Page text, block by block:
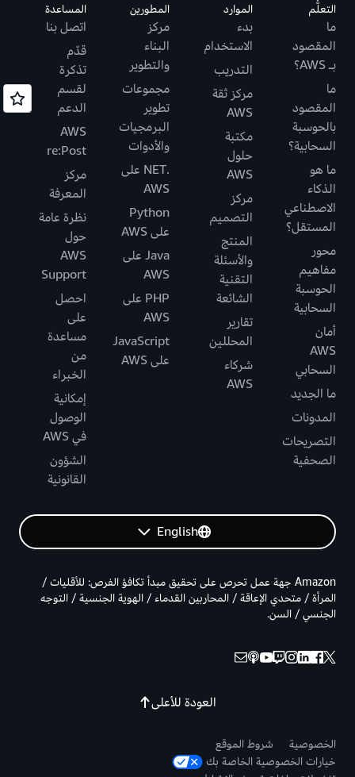
التعلُّم
ما
المقصود
بـ AWS؟
ما
المقصود
بالحوسبة
السحابية؟
ما هو
الذكاء
الاصطناعي
المستقل؟
محور
مفاهيم
الحوسبة
السحابية
أمان
AWS
السحابي
ما الجديد
المدونات
التصريحات
الصحفية
الموارد
بدء
الاستخدام
التدريب
مركز ثقة
AWS
مكتبة
حلول
AWS
مركز
التصميم
المنتج
والأسئلة
التقنية
الشائعة
تقارير
المحللين
شركاء
AWS
المطورين
مركز
البناء
والتطوير
مجموعات
تطوير
البرمجيات
والأدوات
.NET على
AWS
Python
على AWS
Java على
AWS
PHP على
AWS
JavaScript
على AWS
المساعدة
اتصل بنا
قدّم
تذكرة
لقسم
الدعم
AWS
re:Post
مركز
المعرفة
نظرة عامة
حول
AWS
Support
احصل
على
مساعدة
من
الخبراء
إمكانية
الوصول
في AWS
الشؤون
القانونية
English
العودة للأعلى
Amazon جهة عمل تحرص على تحقيق مبدأ تكافؤ الفرص: للأقليات /
المرأة / متحدي الإعاقة / المحاربين القدماء / الهوية الجنسية / التوجه
الجنسي / السن.
الخصوصية
شروط الموقع
خيارات الخصوصية الخاصة بك